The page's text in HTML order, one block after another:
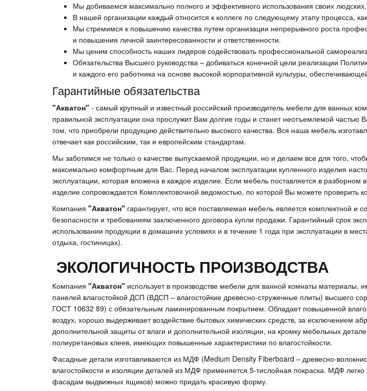
Мы добиваемся максимально полного и эффективного использования своих
В нашей организации каждый относится к коллеге по следующему этапу процесса,
Мы стремимся к повышению качества путем организации непрерывного роста
и повышения личной заинтересованности и ответственности.
Мы ценим способность наших лидеров содействовать профессиональной
Обязательства Высшего руководства – добиваться конечной цели реализации
и каждого его работника на основе высокой корпоративной культуры,
Гарантийные обязательства
"Акватон" - самый крупный и известный российский производитель мебели для ванных
правильной эксплуатации она прослужит Вам долгие годы и станет неотъемлемой
том, что приобрели продукцию действительно высокого качества. Вся наша мебель
отвечает как российским, так и европейским стандартам.
Мы заботимся не только о качестве выпускаемой продукции, но и делаем все для того,
максимально комфортным для Вас. Перед началом эксплуатации купленного изделия
эксплуатации, которая вложена в каждое изделие. Если мебель поставляется в разборном
изделие сопровождается Комплектовочной ведомостью, по которой Вы можете проверить
Компания "Акватон" гарантирует, что вся поставляемая мебель является комплектной и
безопасности и требованиям заключенного договора купли продажи. Гарантийный срок
использовании продукции в домашних условиях и в течение 1 года при эксплуатации в
отдыха, гостиницах).
ЭКОЛОГИЧНОСТЬ ПРОИЗВОДСТВА
Компания "Акватон" использует в производстве мебели для ванной комнаты материалы,
панелей влагостойкой ДСП (ВДСП – влагостойкие древесно-стружечные плиты) высшего
ГОСТ 10632 89) с обязательным ламинированным покрытием. Обладает повышенной
воздух, хорошо выдерживает воздействие бытовых химических средств, за исключением
дополнительной защиты от влаги и дополнительной изоляции, на кромку мебельных
полиуретановых клеев, имеющих повышенные характеристики по влагостойкости.
Фасадные детали изготавливаются из МДФ (Medium Density Fiberboard – древесно-
влагостойкости и изоляции деталей из МДФ применяется 5-тислойная покраска. МДФ
фасадам выдвижных ящиков) можно придать красивую форму.